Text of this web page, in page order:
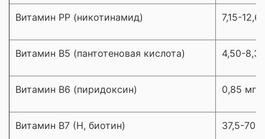
Витамин РР (никотинамид) 7,15-
Витамин В5 (пантотеновая кислота) 4,50-
Витамин В6 (пиридоксин) 0,85 мг
Витамин В7 (Н, биотин) 37,5-